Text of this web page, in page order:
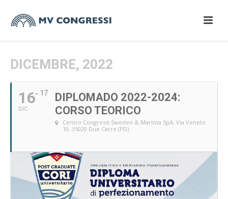
DICEMBRE, 2022
16
DIC
17
DIPLOMADO 2022-2024:
CORSO TEORICO
Centro Congressi Sweden & Martina SpA, Via Veneto
10, 35020 Due Carre (PD)